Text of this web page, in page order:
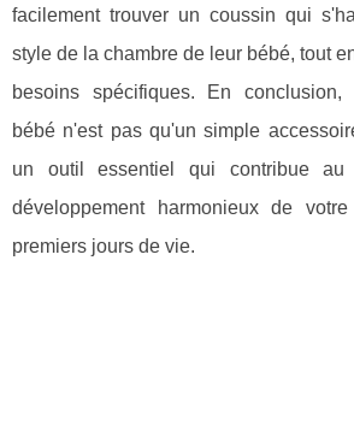
facilement trouver un coussin qui
style de la chambre de leur bébé, tout
besoins spécifiques. En
bébé n'est pas qu'un simple
un outil essentiel qui contribue
développement harmonieux de
premiers jours de vie.